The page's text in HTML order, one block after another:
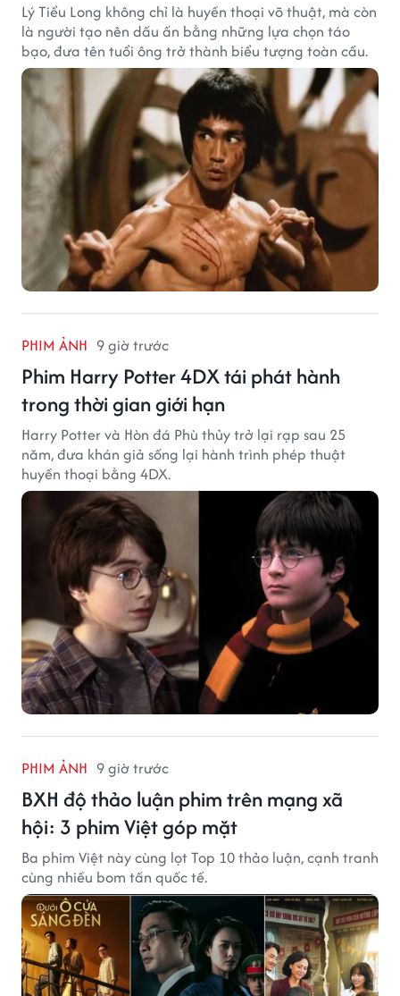
Lý Tiểu Long không chỉ là huyền thoại võ thuật, mà còn
là người tạo nên dấu ấn bằng những lựa chọn táo
bạo, đưa tên tuổi ông trở thành biểu tượng toàn cầu.
PHIM ẢNH 9 giờ trước
Phim Harry Potter 4DX tái phát hành
trong thời gian giới hạn
Harry Potter và Hòn đá Phù thủy trở lại rạp sau 25
năm, đưa khán giả sống lại hành trình phép thuật
huyền thoại bằng 4DX.
PHIM ẢNH 9 giờ trước
BXH độ thảo luận phim trên mạng xã
hội: 3 phim Việt góp mặt
Ba phim Việt này cùng lọt Top 10 thảo luận, cạnh tranh
cùng nhiều bom tấn quốc tế.